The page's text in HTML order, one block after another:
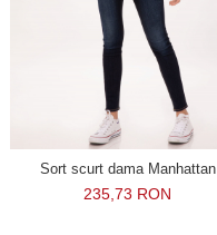
Sort scurt dama Manhattan
235,73 RON